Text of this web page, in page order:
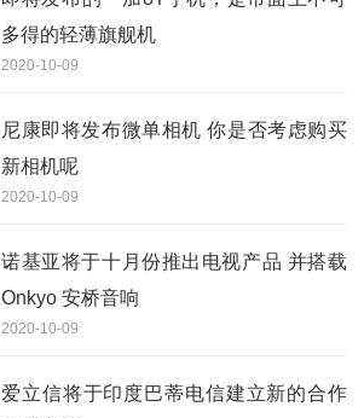
多得的轻薄旗舰机
2020-10-09
尼康即将发布微单相机 你是否考虑购买
新相机呢
2020-10-09
诺基亚将于十月份推出电视产品 并搭载
Onkyo 安桥音响
2020-10-09
爱立信将于印度巴蒂电信建立新的合作